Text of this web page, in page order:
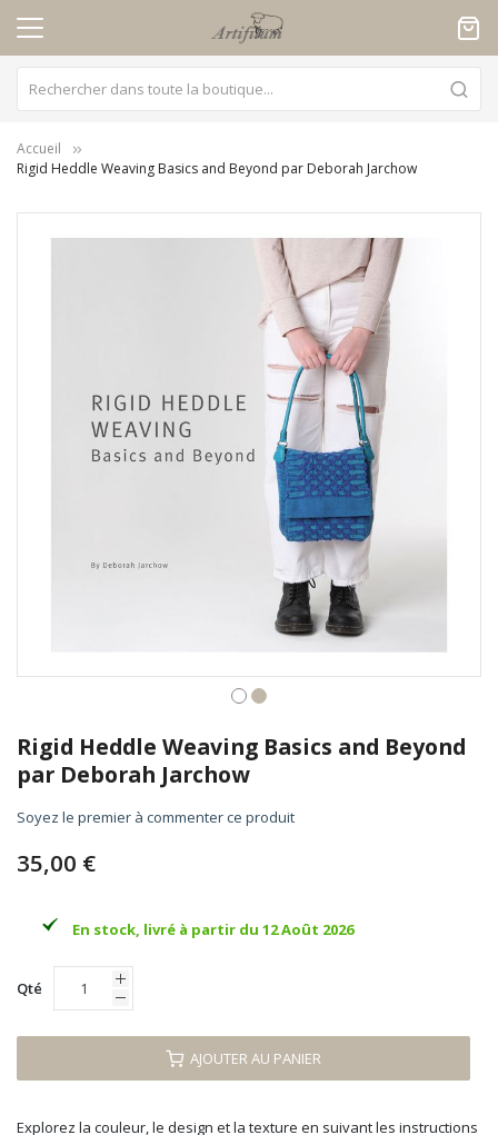
Accueil
Rigid Heddle Weaving Basics and Beyond par Deborah Jarchow
to
the
beginning
the
gallery
Rigid Heddle Weaving Basics and Beyond
par Deborah Jarchow
Soyez le premier à commenter ce produit
35,00 €
En stock, livré à partir du 12 Août 2026
Qté
AJOUTER AU PANIER
Explorez la couleur, le design et la texture en suivant les instructions